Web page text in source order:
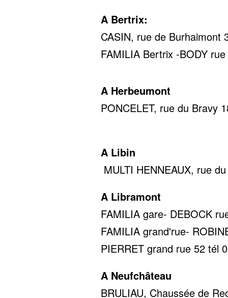
A Bertrix:
CASIN, rue de Burhaimont
FAMILIA Bertrix -BODY
A Herbeumont
PONCELET, rue du Bravy
A Libin
MULTI HENNEAUX, rue
A Libramont
FAMILIA gare- DEBOCK
FAMILIA grand'rue-
PIERRET grand rue 52 tél
A Neufchâteau
BRULIAU, Chaussée de